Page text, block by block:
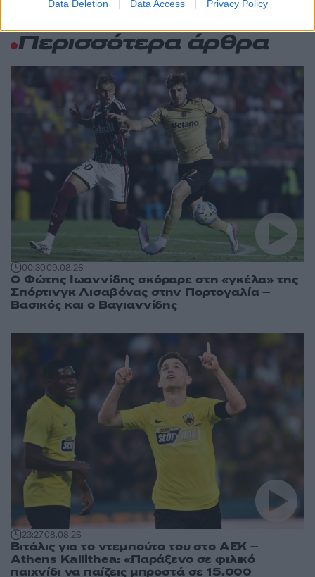
Data Deletion Data Access Privacy Policy
Περισσότερα άρθρα
00:3009.08.26
Ο Φώτης Ιωαννίδης σκόραρε στη «γκέλα» της
Σπόρτινγκ Λισαβόνας στην Πορτογαλία –
Βασικός και ο Βαγιαννίδης
23:2708.08.26
Βιτάλις για το ντεμπούτο του στο ΑΕΚ –
Athens Kallithea: «Παράξενο σε φιλικό
παιχνίδι να παίζεις μπροστά σε 15.000